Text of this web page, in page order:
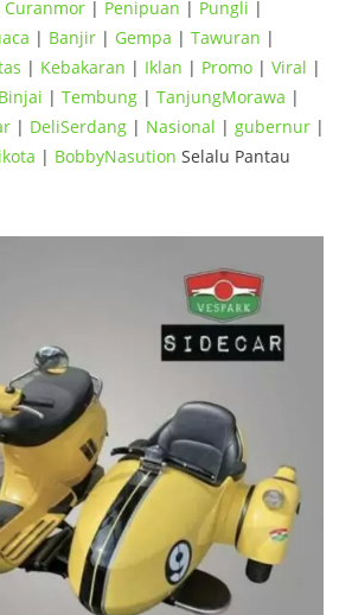
Curanmor| Penipuan | Pungli |
| Banjir| Gempa | Tawuran |
| Kebakaran | Iklan | Promo| Viral |
Binjai | Tembung| TanjungMorawa |
| DeliSerdang| Nasional | gubernur|
| BobbyNasution Selalu Pantau